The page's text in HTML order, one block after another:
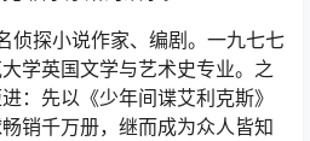
侦探小说作家、编剧。一九七七
学英国文学与艺术史专业。之
：先以《少年间谍艾利克斯》
销千万册，继而成为众人皆知